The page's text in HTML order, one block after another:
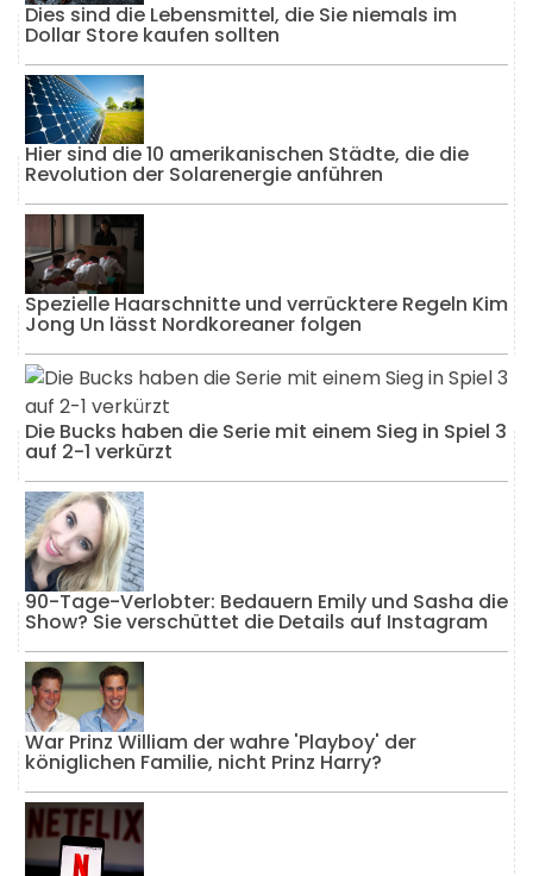
Dies sind die Lebensmittel, die Sie niemals im
Dollar Store kaufen sollten
Hier sind die 10 amerikanischen Städte, die die
Revolution der Solarenergie anführen
Spezielle Haarschnitte und verrücktere Regeln Kim
Jong Un lässt Nordkoreaner folgen
Die Bucks haben die Serie mit einem Sieg in Spiel 3
auf 2-1 verkürzt
90-Tage-Verlobter: Bedauern Emily und Sasha die
Show? Sie verschüttet die Details auf Instagram
War Prinz William der wahre 'Playboy' der
königlichen Familie, nicht Prinz Harry?